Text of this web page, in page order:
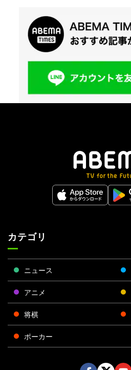
カテゴリ
ニュース
アニメ
将棋
ポーカー